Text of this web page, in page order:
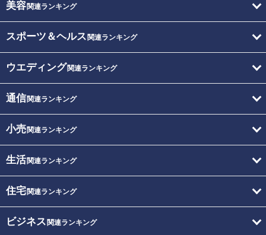
美容関連ランキング
スポーツ＆ヘルス 関連ランキング
ウエディング関連ランキング
通信関連ランキング
小売関連ランキング
生活関連ランキング
住宅関連ランキング
ビジネス 関連ランキング